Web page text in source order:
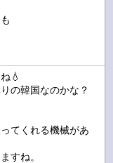
💧
の韓国なのかな？
てくれる機械があ
すね。